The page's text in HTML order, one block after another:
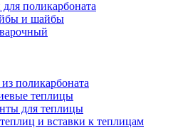
поликарбоната
и шайбы
поликарбоната
теплицы
для теплицы
и вставки к теплицам